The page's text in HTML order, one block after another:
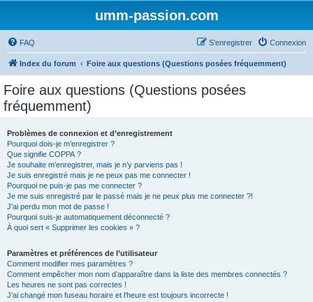
umm-passion.com
FAQ Connexion
S’enregistrer
Index du forum Foire aux questions (Questions posées fréquemment)
Foire aux questions (Questions posées
fréquemment)
Problèmes de connexion et d’enregistrement
Pourquoi dois-je m’enregistrer ?
Que signifie COPPA ?
Je souhaite m’enregistrer, mais je n’y parviens pas !
Je suis enregistré mais je ne peux pas me connecter !
Pourquoi ne puis-je pas me connecter ?
Je me suis enregistré par le passé mais je ne peux plus me connecter ?!
J’ai perdu mon mot de passe !
Pourquoi suis-je automatiquement déconnecté ?
À quoi sert « Supprimer les cookies » ?
Paramètres et préférences de l’utilisateur
Comment modifier mes paramètres ?
Comment empêcher mon nom d’apparaître dans la liste des membres connectés ?
Les heures ne sont pas correctes !
J’ai changé mon fuseau horaire et l’heure est toujours incorrecte !